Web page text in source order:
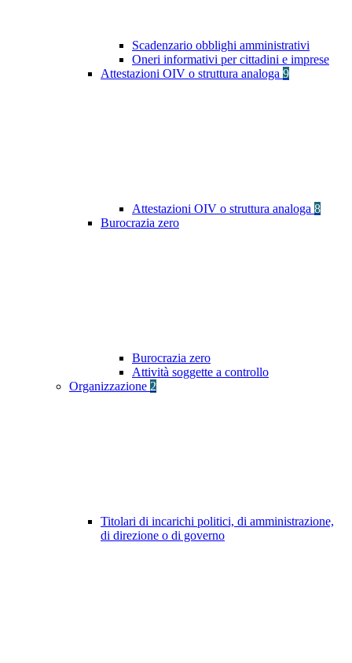
Scadenzario obblighi amministrativi
Oneri informativi per cittadini e imprese
Attestazioni OIV o struttura analoga 9
Attestazioni OIV o struttura analoga 8
Burocrazia zero
Burocrazia zero
Attività soggette a controllo
Organizzazione 2
Titolari di incarichi politici, di amministrazione,
di direzione o di governo